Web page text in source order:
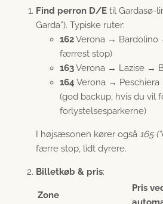
Find perron D/E til Gardasø-
Garda”). Typiske ruter:
162Verona → Bardolino
færrest stop)
163Verona → Lazise →
164 Verona →
(god backup, hvis du vil
forlystelsesparkerne)
I højsæsonen kører også 165
færre stop, lidt dyrere.
Billetkøb & pris:
Zone
Pris